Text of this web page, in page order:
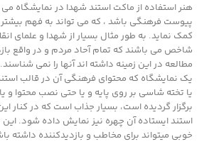
هنر استفاده از ماکت استند شهدا در نمایشگاه
پیوست فرهنگی باشد ، که می تواند به فهم
کمک نماید. به طور مثال بسیار از شهدا و علمای
شاخص می باشند که تمام آحاد مردم و در واقع
مطالعه در این زمینه داشته اند آنها را نمی
یک نمایشگاه که محتوای فرهنگی آن در قالب
یا تخته شاسی بر روی پایه و یا حتی نصب محتوا و
برگزار گردیده است، بسیار جذاب است که در کنار
استند ایستاده آن چهره نیز نمایش داده شود. این
خوبی میتواند برای مخاطب و بازدیدکننده داشته